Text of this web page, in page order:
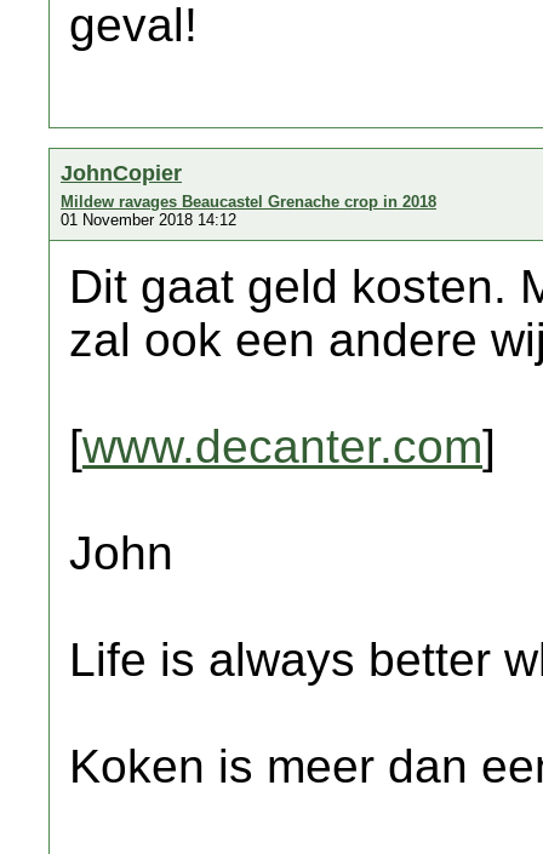
geval!
JohnCopier
Mildew ravages Beaucastel Grenache crop in 2018
01 November 2018 14:12
Dit gaat geld kosten.
zal ook een andere
[www.decanter.com]
John
Life is always better
Koken is meer dan